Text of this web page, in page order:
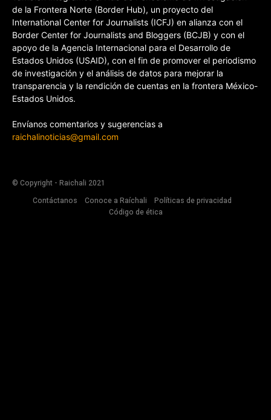
de la Frontera Norte (Border Hub), un proyecto del
International Center for Journalists (ICFJ) en alianza con el
Border Center for Journalists and Bloggers (BCJB) y con el
apoyo de la Agencia Internacional para el Desarrollo de
Estados Unidos (USAID), con el fin de promover el periodismo
de investigación y el análisis de datos para mejorar la
transparencia y la rendición de cuentas en la frontera México-
Estados Unidos.
Envíanos comentarios y sugerencias a
raichalinoticias@gmail.com
© Copyright - Raichali 2021
Contáctanos
Conoce a Raíchali
Políticas de privacidad
Código de ética